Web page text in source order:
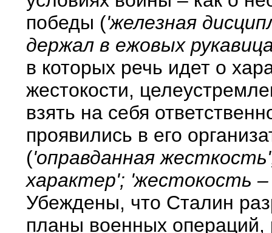
победы ('железная
держал в ежовых
в которых речь идет о
жестокости,
взять на себя
проявились в его
('оправданная
характер'; 'жестокость –
Убеждены, что Сталин
планы военных операций,